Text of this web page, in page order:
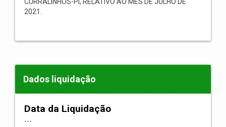
2021.
Dados liquidação
Data da Liquidação
---